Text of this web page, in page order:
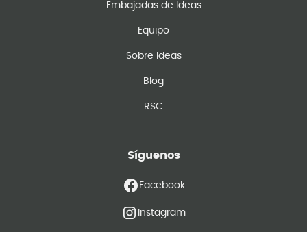
Embajadas de Ideas
Equipo
Sobre Ideas
Blog
RSC
Síguenos
Facebook
Instagram